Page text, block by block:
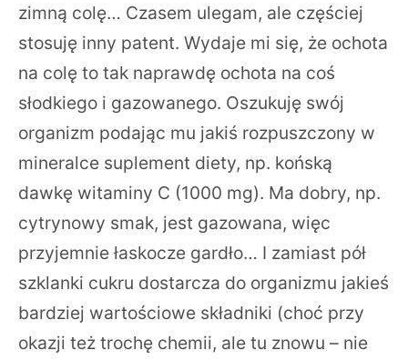
zimną colę… Czasem ulegam, ale częściej
stosuję inny patent. Wydaje mi się, że ochota
na colę to tak naprawdę ochota na coś
słodkiego i gazowanego. Oszukuję swój
organizm podając mu jakiś rozpuszczony w
mineralce suplement diety, np. końską
dawkę witaminy C (1000 mg). Ma dobry, np.
cytrynowy smak, jest gazowana, więc
przyjemnie łaskocze gardło… I zamiast pół
szklanki cukru dostarcza do organizmu jakieś
bardziej wartościowe składniki (choć przy
okazji też trochę chemii, ale tu znowu – nie